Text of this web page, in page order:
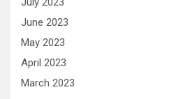
June 2023
May 2023
April 2023
March 2023